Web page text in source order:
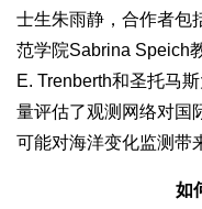
士生朱雨静，合作者包
范学院Sabrina Speich
E. Trenberth和圣托马
量评估了观测网络对国
可能对海洋变化监测带
如